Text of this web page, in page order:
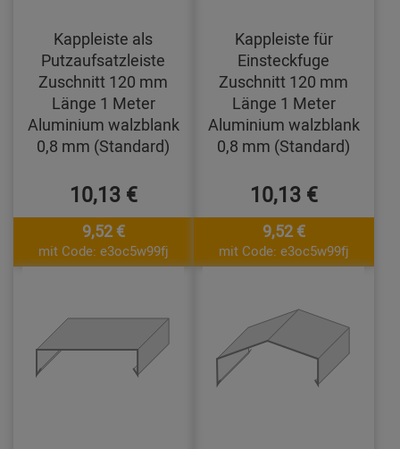
Kappleiste als
Putzaufsatzleiste
Zuschnitt 120 mm
Länge 1 Meter
Aluminium walzblank
0,8 mm (Standard)
10,13 €
9,52 €
mit Code: e3oc5w99fj
Kappleiste für
Einsteckfuge
Zuschnitt 120 mm
Länge 1 Meter
Aluminium walzblank
0,8 mm (Standard)
10,13 €
9,52 €
mit Code: e3oc5w99fj